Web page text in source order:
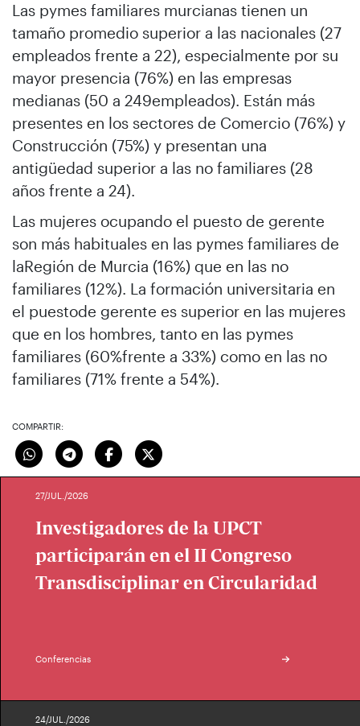
Las pymes familiares murcianas tienen un
tamaño promedio superior a las nacionales (27
empleados frente a 22), especialmente por su
mayor presencia (76%) en las empresas
medianas (50 a 249empleados). Están más
presentes en los sectores de Comercio (76%) y
Construcción (75%) y presentan una
antigüedad superior a las no familiares (28
años frente a 24).
Las mujeres ocupando el puesto de gerente
son más habituales en las pymes familiares de
laRegión de Murcia (16%) que en las no
familiares (12%). La formación universitaria en
el puestode gerente es superior en las mujeres
que en los hombres, tanto en las pymes
familiares (60%frente a 33%) como en las no
familiares (71% frente a 54%).
COMPARTIR:
27/JUL./2026
Investigadores de la UPCT
participarán en el II Congreso
Transdisciplinar en Circularidad
Conferencias
24/JUL./2026